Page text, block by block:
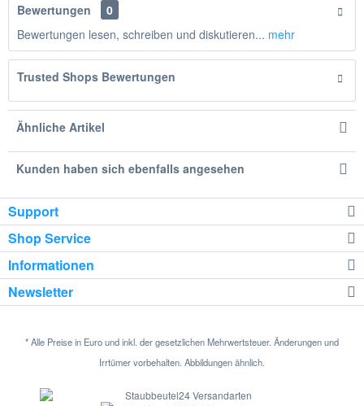
Bewertungen
0
Bewertungen lesen, schreiben und diskutieren... mehr
Trusted Shops Bewertungen
Ähnliche Artikel
Kunden haben sich ebenfalls angesehen
Support
Shop Service
Informationen
Newsletter
* Alle Preise in Euro und inkl. der gesetzlichen Mehrwertsteuer. Änderungen und
Irrtümer vorbehalten. Abbildungen ähnlich.